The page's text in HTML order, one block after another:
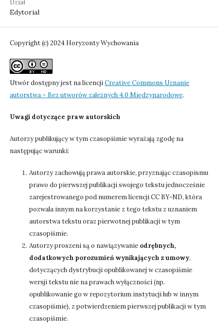
Dział
Edytorial
Copyright (c) 2024 Horyzonty Wychowania
Utwór dostępny jest na licencjiCreative Commons Uznanie
autorstwa – Bez utworów zależnych 4.0 Międzynarodowe.
Uwagi dotyczące praw autorskich
Autorzy publikujący w tym czasopiśmie wyrażają zgodę na
następując warunki:
Autorzy zachowują prawa autorskie, przyznając czasopismu
prawo do pierwszej publikacji swojego tekstu jednocześnie
zarejestrowanego pod numerem licencji CC BY-ND, która
pozwala innym na korzystanie z tego tekstu z uznaniem
autorstwa tekstu oraz pierwotnej publikacji w tym
czasopiśmie.
Autorzy proszeni są o nawiązywanie odrębnych,
dodatkowych porozumień wynikających z umowy,
dotyczących dystrybucji opublikowanej w czasopiśmie
wersji tekstu nie na prawach wyłączności (np.
opublikowanie go w repozytorium instytucji lub w innym
czasopiśmie), z potwierdzeniem pierwszej publikacji w tym
czasopiśmie.